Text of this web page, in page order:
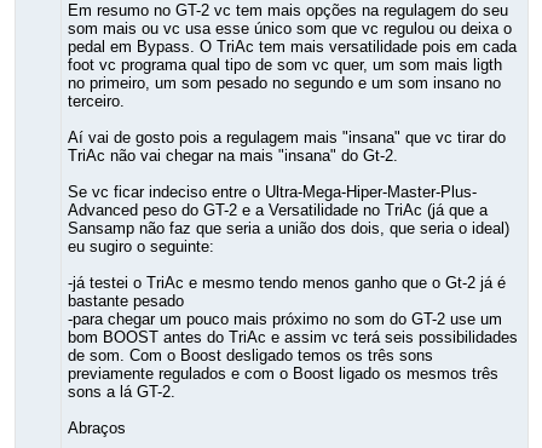
Em resumo no GT-2 vc tem mais opções na regulagem do seu
som mais ou vc usa esse único som que vc regulou ou deixa o
pedal em Bypass. O TriAc tem mais versatilidade pois em cada
foot vc programa qual tipo de som vc quer, um som mais ligth
no primeiro, um som pesado no segundo e um som insano no
terceiro.
Aí vai de gosto pois a regulagem mais "insana" que vc tirar do
TriAc não vai chegar na mais "insana" do Gt-2.
Se vc ficar indeciso entre o Ultra-Mega-Hiper-Master-Plus-
Advanced peso do GT-2 e a Versatilidade no TriAc (já que a
Sansamp não faz que seria a união dos dois, que seria o ideal)
eu sugiro o seguinte:
-já testei o TriAc e mesmo tendo menos ganho que o Gt-2 já é
bastante pesado
-para chegar um pouco mais próximo no som do GT-2 use um
bom BOOST antes do TriAc e assim vc terá seis possibilidades
de som. Com o Boost desligado temos os três sons
previamente regulados e com o Boost ligado os mesmos três
sons a lá GT-2.
Abraços